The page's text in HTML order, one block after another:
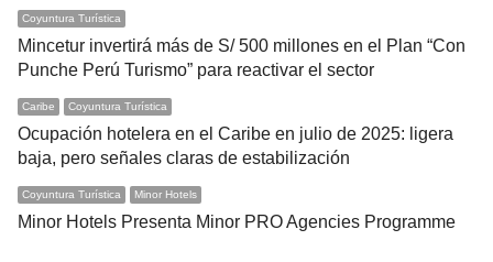
Coyuntura Turística
Mincetur invertirá más de S/ 500 millones en el Plan “Con
Punche Perú Turismo” para reactivar el sector
Caribe Coyuntura Turística
Ocupación hotelera en el Caribe en julio de 2025: ligera
baja, pero señales claras de estabilización
Coyuntura Turística Minor Hotels
Minor Hotels Presenta Minor PRO Agencies Programme